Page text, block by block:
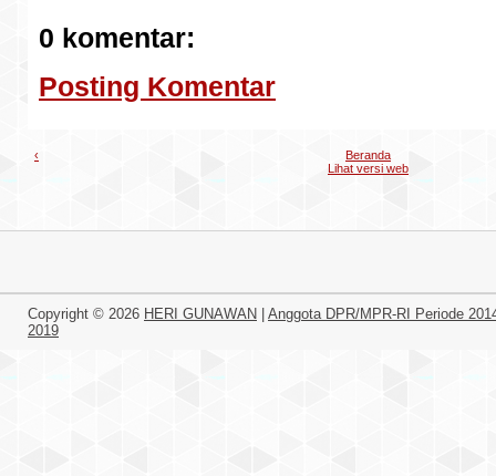
0 komentar:
Posting Komentar
‹
Beranda
Lihat versi web
Copyright © 2026 HERI GUNAWAN
Anggota DPR/MPR-RI Periode
2019